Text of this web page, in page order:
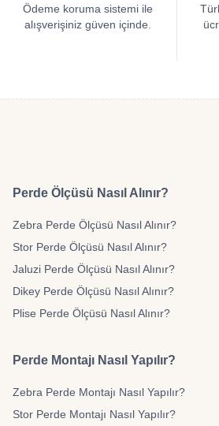
Ödeme koruma sistemi ile
alışverişiniz güven içinde.
Perde Ölçüsü Nasıl Alınır?
Zebra Perde Ölçüsü Nasıl Alınır?
Stor Perde Ölçüsü Nasıl Alınır?
Jaluzi Perde Ölçüsü Nasıl Alınır?
Dikey Perde Ölçüsü Nasıl Alınır?
Plise Perde Ölçüsü Nasıl Alınır?
Perde Montajı Nasıl Yapılır?
Zebra Perde Montajı Nasıl Yapılır?
Stor Perde Montajı Nasıl Yapılır?